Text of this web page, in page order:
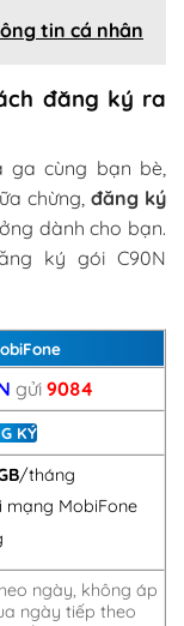
tin cá nhân
đăng ký ra
cùng bạn bè,
chừng, đăng ký
dành cho bạn.
ký gói C90N
gửi9084
KÝ
/tháng
MobiFone
ngày, không áp
ngày tiếp theo